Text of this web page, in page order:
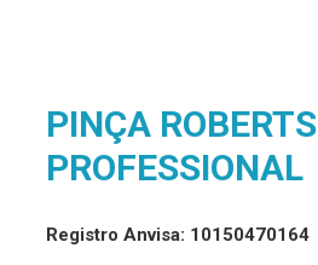
PINÇA ROBERTS
PROFESSIONAL
Registro Anvisa: 10150470164